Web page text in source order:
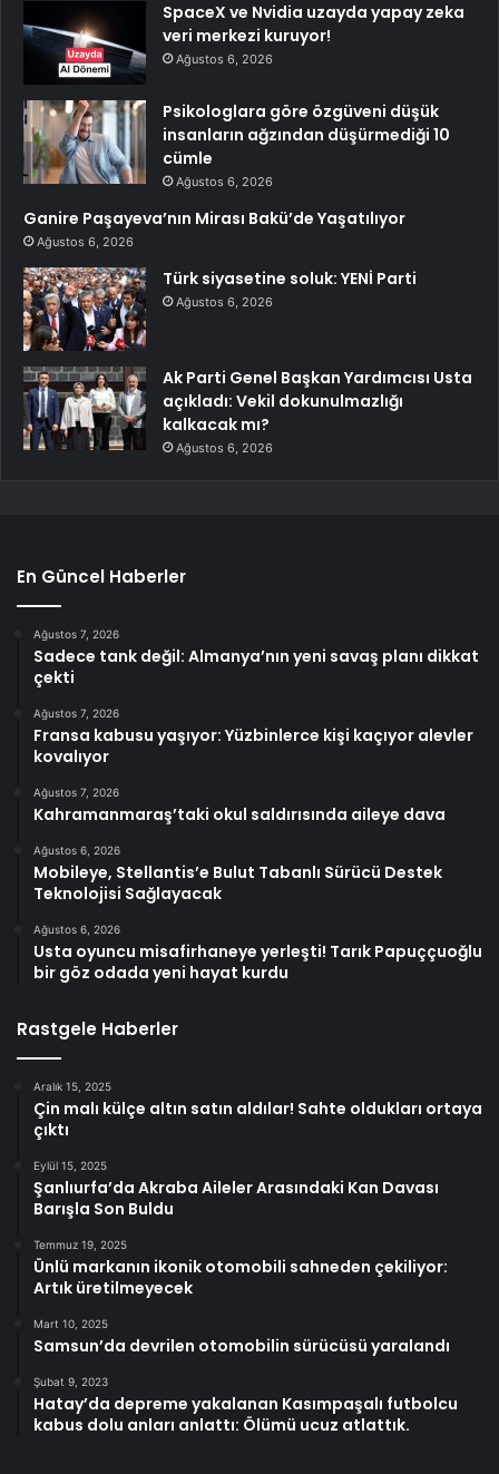
SpaceX ve Nvidia uzayda yapay zeka
veri merkezi kuruyor!
Ağustos 6, 2026
Psikologlara göre özgüveni düşük
insanların ağzından düşürmediği 10
cümle
Ağustos 6, 2026
Ganire Paşayeva’nın Mirası Bakü’de Yaşatılıyor
Ağustos 6, 2026
Türk siyasetine soluk: YENİ Parti
Ağustos 6, 2026
Ak Parti Genel Başkan Yardımcısı Usta
açıkladı: Vekil dokunulmazlığı
kalkacak mı?
Ağustos 6, 2026
En Güncel Haberler
Ağustos 7, 2026
Sadece tank değil: Almanya’nın yeni savaş planı dikkat
çekti
Ağustos 7, 2026
Fransa kabusu yaşıyor: Yüzbinlerce kişi kaçıyor alevler
kovalıyor
Ağustos 7, 2026
Kahramanmaraş’taki okul saldırısında aileye dava
Ağustos 6, 2026
Mobileye, Stellantis’e Bulut Tabanlı Sürücü Destek
Teknolojisi Sağlayacak
Ağustos 6, 2026
Usta oyuncu misafirhaneye yerleşti! Tarık Papuççuoğlu
bir göz odada yeni hayat kurdu
Rastgele Haberler
Aralık 15, 2025
Çin malı külçe altın satın aldılar! Sahte oldukları ortaya
çıktı
Eylül 15, 2025
Şanlıurfa’da Akraba Aileler Arasındaki Kan Davası
Barışla Son Buldu
Temmuz 19, 2025
Ünlü markanın ikonik otomobili sahneden çekiliyor:
Artık üretilmeyecek
Mart 10, 2025
Samsun’da devrilen otomobilin sürücüsü yaralandı
Şubat 9, 2023
Hatay’da depreme yakalanan Kasımpaşalı futbolcu
kabus dolu anları anlattı: Ölümü ucuz atlattık.